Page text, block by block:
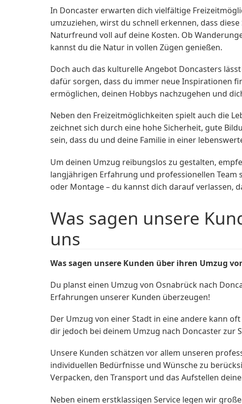
In Doncaster erwarten dich vielfältige
umzuziehen, wirst du schnell erkennen, dass
Naturfreund voll auf deine Kosten. Ob
kannst du die Natur in vollen Zügen genießen.
Doch auch das kulturelle Angebot Doncasters
dafür sorgen, dass du immer neue Inspirationen
ermöglichen, deinen Hobbys nachzugehen und
Neben den Freizeitmöglichkeiten spielt auch die
zeichnet sich durch eine hohe Sicherheit, gute
sein, dass du und deine Familie in einer
Um deinen Umzug reibungslos zu gestalten,
langjährigen Erfahrung und professionellen Team
oder Montage – du kannst dich darauf verlassen,
Was sagen unsere
uns
Was sagen unsere Kunden über ihren Umzug
Du planst einen Umzug von Osnabrück nach
Erfahrungen unserer Kunden überzeugen!
Der Umzug von einer Stadt in eine andere kann
dir jedoch bei deinem Umzug nach Doncaster
Unsere Kunden schätzen vor allem unseren
individuellen Bedürfnisse und Wünsche zu
Verpacken, den Transport und das Aufstellen
Neben einem erstklassigen Service legen wir